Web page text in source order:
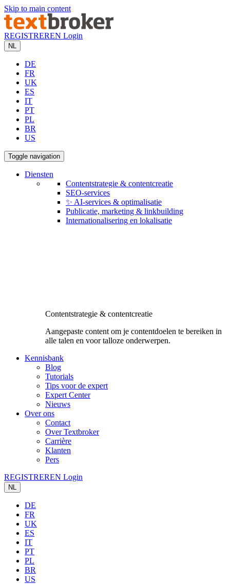
Skip to main content
REGISTREREN Login
NL
DE
FR
UK
ES
IT
PT
PL
BR
US
Toggle navigation
Diensten
Contentstrategie & contentcreatie
SEO-services
✨ AI-services & optimalisatie
Publicatie, marketing & linkbuilding
Internationalisering en lokalisatie
Contentstrategie & contentcreatie
Aangepaste content om je contentdoelen te bereiken in
alle talen en voor talloze onderwerpen.
Kennisbank
Blog
Tutorials
Tips voor de expert
Expert Center
Nieuws
Over ons
Contact
Over Textbroker
Carrière
Klanten
Pers
REGISTREREN Login
NL
DE
FR
UK
ES
IT
PT
PL
BR
US